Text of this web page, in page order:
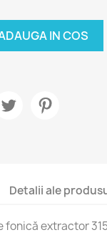
IN COS
Detalii ale
fonică extractor 315